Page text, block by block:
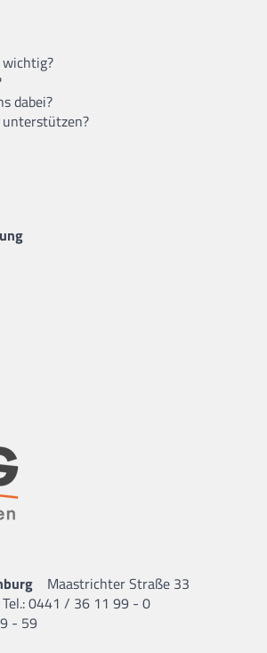
dabei?
Maastrichter Straße 33
Tel.: 0441 / 36 11 99 - 0
- 59